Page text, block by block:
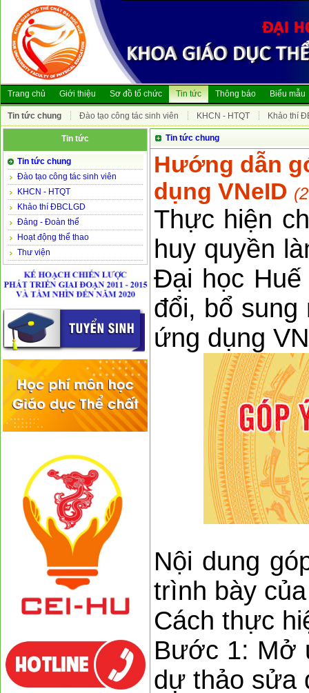
Trang chủ Giới thiệu Sơ đồ tổ chức Tin tức
Tin tức chung Đào tạo công tác sinh viên KHCN - HTQT Khảo thí
Thông báo Biểu mẫu
Tin tức
Tin tức chung
Đào tạo công tác sinh viên
KHCN - HTQT
Khảo thí ĐBCLGD
Đảng - Đoàn thể
Hoạt động thể thao
Thư viện
Tin tức chung
Hướng dẫn
dụng VNeID
Thực hiện
huy quyền
Đại học
đổi, bổ sung
ứng dụng
Nội dung
trình bày
Cách thực
Bước 1: Mở
dự thảo sửa